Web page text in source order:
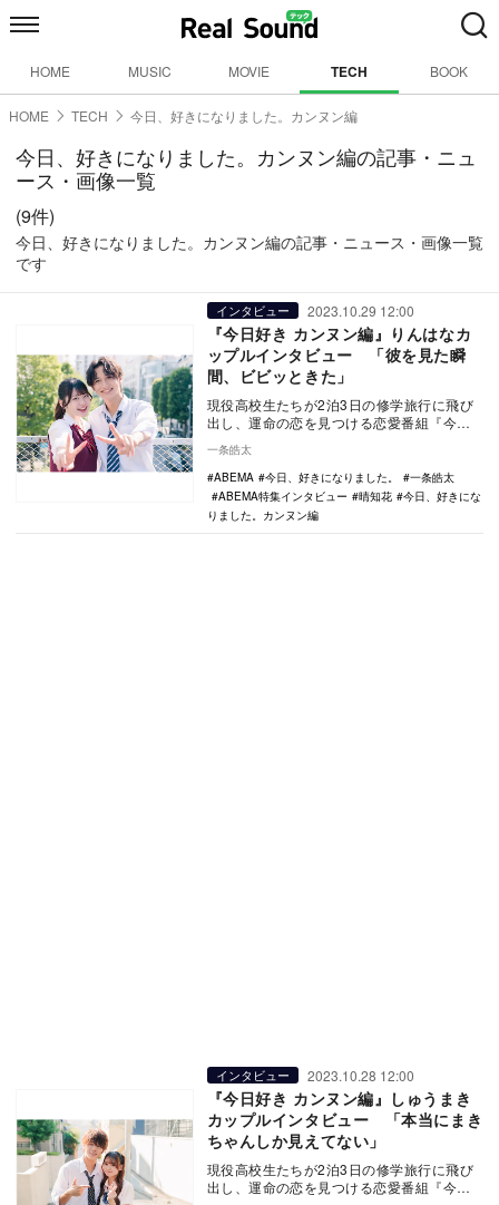
HOME MUSIC MOVIE TECH BOOK
HOME TECH 今日、好きになりました。カンヌン編
今日、好きになりました。カンヌン編の記事・ニュ
ース・画像一覧
(9件)
今日、好きになりました。カンヌン編の記事・ニュース・画像一覧
です
インタビュー 2023.10.29 12:00
『今日好き カンヌン編』りんはなカ
ップルインタビュー 「彼を見た瞬
間、ビビッときた」
現役高校生たちが2泊3日の修学旅行に飛び
出し、運命の恋を見つける恋愛番組『今
下：今日好き…
一条皓太
ABEMA
今日、好きになりました。
一条皓太
ABEMA特集インタビュー
晴知花
今日、好きにな
りました。カンヌン編
インタビュー 2023.10.28 12:00
『今日好き カンヌン編』しゅうまき
カップルインタビュー 「本当にまき
ちゃんしか見えてない」
現役高校生たちが2泊3日の修学旅行に飛び
出し、運命の恋を見つける恋愛番組『今